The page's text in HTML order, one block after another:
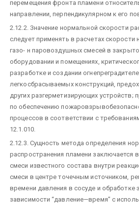
перемещения фронта пламени
направлении, перпендикулярном к его
2.12.2. Значение нормальной скорости
следует применять в расчетах
газо- н паровоздушных смесей в
оборудовании и помещениях,
разработке и создании
легкосбрасываемых конструкций,
других разгерметизирующих устройств;
по обеспечению
процессов в соответствии с
12.1.010.
2.12.3. Сущность метода определения
распространения пламени заключается
смеси известного состава внутри
смеси в центре точечным источником,
времени давления в сосуде и обработке
зависимости “давление—время” с